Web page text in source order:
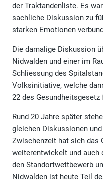
der Traktandenliste. Es
sachliche Diskussion zu
starken Emotionen
Die damalige Diskussion
Nidwalden und einer im
Schliessung des
Volksinitiative, welche
22 des
Rund 20 Jahre später
gleichen Diskussionen
Zwischenzeit hat sich das
weiterentwickelt und auch
den Standortwettbewerb
Nidwalden ist heute Teil